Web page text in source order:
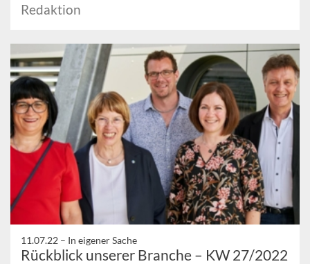
Redaktion
11.07.22 – In eigener Sache
Rückblick unserer Branche – KW 27/2022